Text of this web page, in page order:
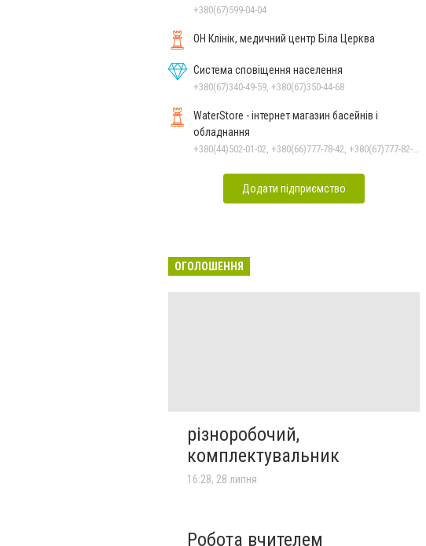
+380(67)599-04-04
ОН Клінік, медичний центр Біла Церква
Система сповіщення населення
+380(67)340-49-59, +380(67)350-44-68
WaterStore - інтернет магазин басейнів і
обладнання
Додати підприємство
ОГОЛОШЕННЯ
різноробочий,
комплектувальник
16:28, 28 липня
Робота вчителем